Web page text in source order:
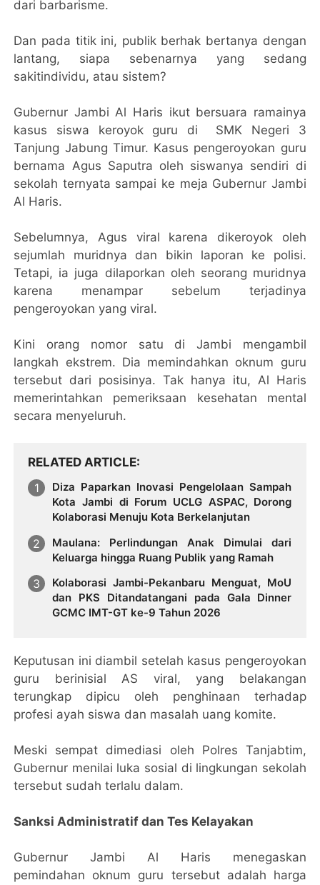
dari barbarisme.
Dan pada titik ini, publik berhak bertanya dengan
lantang, siapa sebenarnya yang sedang
sakitindividu, atau sistem?
Gubernur Jambi Al Haris ikut bersuara ramainya
kasus siswa keroyok guru di SMK Negeri 3
Tanjung Jabung Timur. Kasus pengeroyokan guru
bernama Agus Saputra oleh siswanya sendiri di
sekolah ternyata sampai ke meja Gubernur Jambi
Al Haris.
Sebelumnya, Agus viral karena dikeroyok oleh
sejumlah muridnya dan bikin laporan ke polisi.
Tetapi, ia juga dilaporkan oleh seorang muridnya
karena menampar sebelum terjadinya
pengeroyokan yang viral.
Kini orang nomor satu di Jambi mengambil
langkah ekstrem. Dia memindahkan oknum guru
tersebut dari posisinya. Tak hanya itu, Al Haris
memerintahkan pemeriksaan kesehatan mental
secara menyeluruh.
RELATED ARTICLE
Diza Paparkan Inovasi Pengelolaan Sampah
Kota Jambi di Forum UCLG ASPAC, Dorong
Kolaborasi Menuju Kota Berkelanjutan
Maulana: Perlindungan Anak Dimulai dari
Keluarga hingga Ruang Publik yang Ramah
Kolaborasi Jambi-Pekanbaru Menguat, MoU
dan PKS Ditandatangani pada Gala Dinner
GCMC IMT-GT ke-9 Tahun 2026
Keputusan ini diambil setelah kasus pengeroyokan
guru berinisial AS viral, yang belakangan
terungkap dipicu oleh penghinaan terhadap
profesi ayah siswa dan masalah uang komite.
Meski sempat dimediasi oleh Polres Tanjabtim,
Gubernur menilai luka sosial di lingkungan sekolah
tersebut sudah terlalu dalam.
Sanksi Administratif dan Tes Kelayakan
Gubernur Jambi Al Haris menegaskan
pemindahan oknum guru tersebut adalah harga